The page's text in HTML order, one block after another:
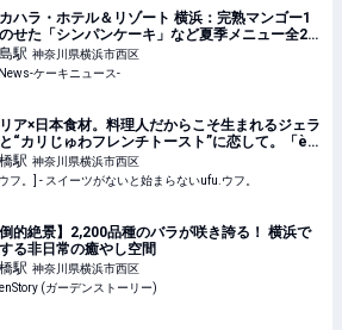
ハラ・ホテル＆リゾート 横浜：完熟マンゴー1
せた「シンパンケーキ」など夏季メニュー全2
月1日より4ヵ月展開
駅 神奈川県横浜市西区
ケーキニュース-
ア×日本食材。料理人だからこそ生まれるジェラ
“カリじゅわフレンチトースト”に恋して。「è
エピュウ）」（横浜） - ufu. [ウフ。]
駅 神奈川県横浜市西区
フ。] - スイーツがないと始まらないufu.ウフ。
倒的絶景】2,200品種のバラが咲き誇る！ 横浜で
る非日常の癒やし空間
駅 神奈川県横浜市西区
(ガーデンストーリー)